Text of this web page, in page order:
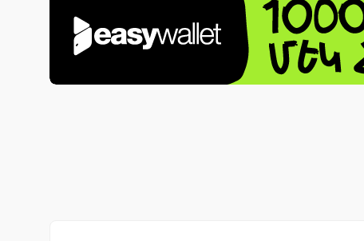
LME: ALUMINIUM - 3184.00
-0.27
LME: NICKEL - 17249.00
+0.09 TIN -
LME: LEAD - 1877.50
-1.00 ZINC - 3643.00
FOREX: USD/JPY - 158.37
+0.44 EUR/
FOREX: EUR/USD - 1.1521
-0.23 GBP/